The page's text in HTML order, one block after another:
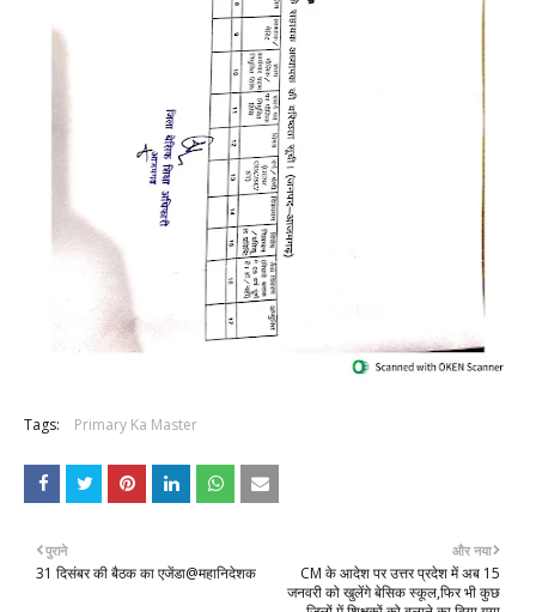
Tags: Primary Ka Master
और नया
CM के आदेश पर उत्तर प्रदेश में अब 15
जनवरी को खुलेंगे बेसिक स्कूल,फिर भी कुछ
पुराने
31 दिसंबर की बैठक का एजेंडा@महानिदेशक